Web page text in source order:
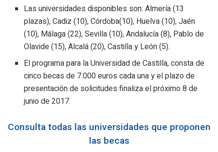
Las universidades disponibles son: Almería (13
plazas), Cadiz (10), Córdoba(10), Huelva (10), Jaén
(10), Málaga (22), Sevilla (10), Andalucía (8), Pablo de
Olavide (15), Alcalá (20), Castilla y León (5).
El programa para la Universidad de Castilla, consta de
cinco becas de 7.000 euros cada una y el plazo de
presentación de solicitudes finaliza el próximo 8 de
junio de 2017.
Consulta todas las universidades que proponen
las becas